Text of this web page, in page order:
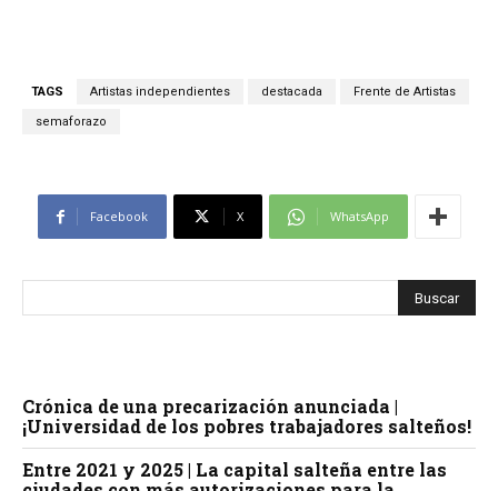
TAGS Artistas independientes destacada Frente de Artistas
semaforazo
Facebook X WhatsApp
Crónica de una precarización anunciada |
¡Universidad de los pobres trabajadores salteños!
Entre 2021 y 2025 | La capital salteña entre las